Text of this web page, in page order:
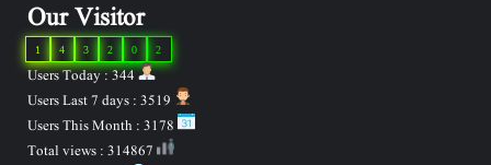
Our Visitor
2
0
2
3
4
1
Users Today : 344